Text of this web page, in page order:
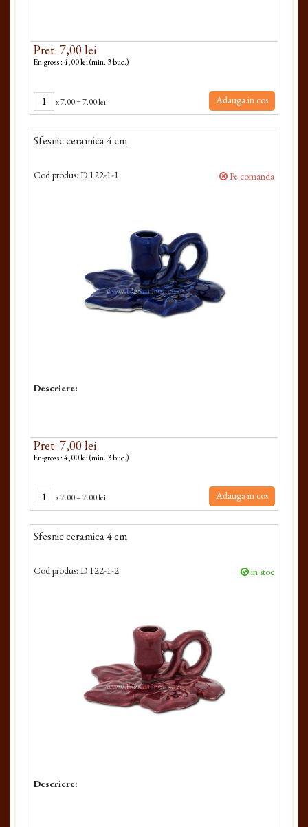
Pret: 7,00 lei
En-gross : 4,00 lei (min. 3 buc.)
x7.00=7.00 lei Adauga in cos
Sfesnic ceramica 4 cm
Cod produs: D 122-1-1 Pe comanda
Descriere:
Pret: 7,00 lei
En-gross : 4,00 lei (min. 3 buc.)
x7.00=7.00 lei Adauga in cos
Sfesnic ceramica 4 cm
Cod produs: D 122-1-2 in stoc
Descriere: